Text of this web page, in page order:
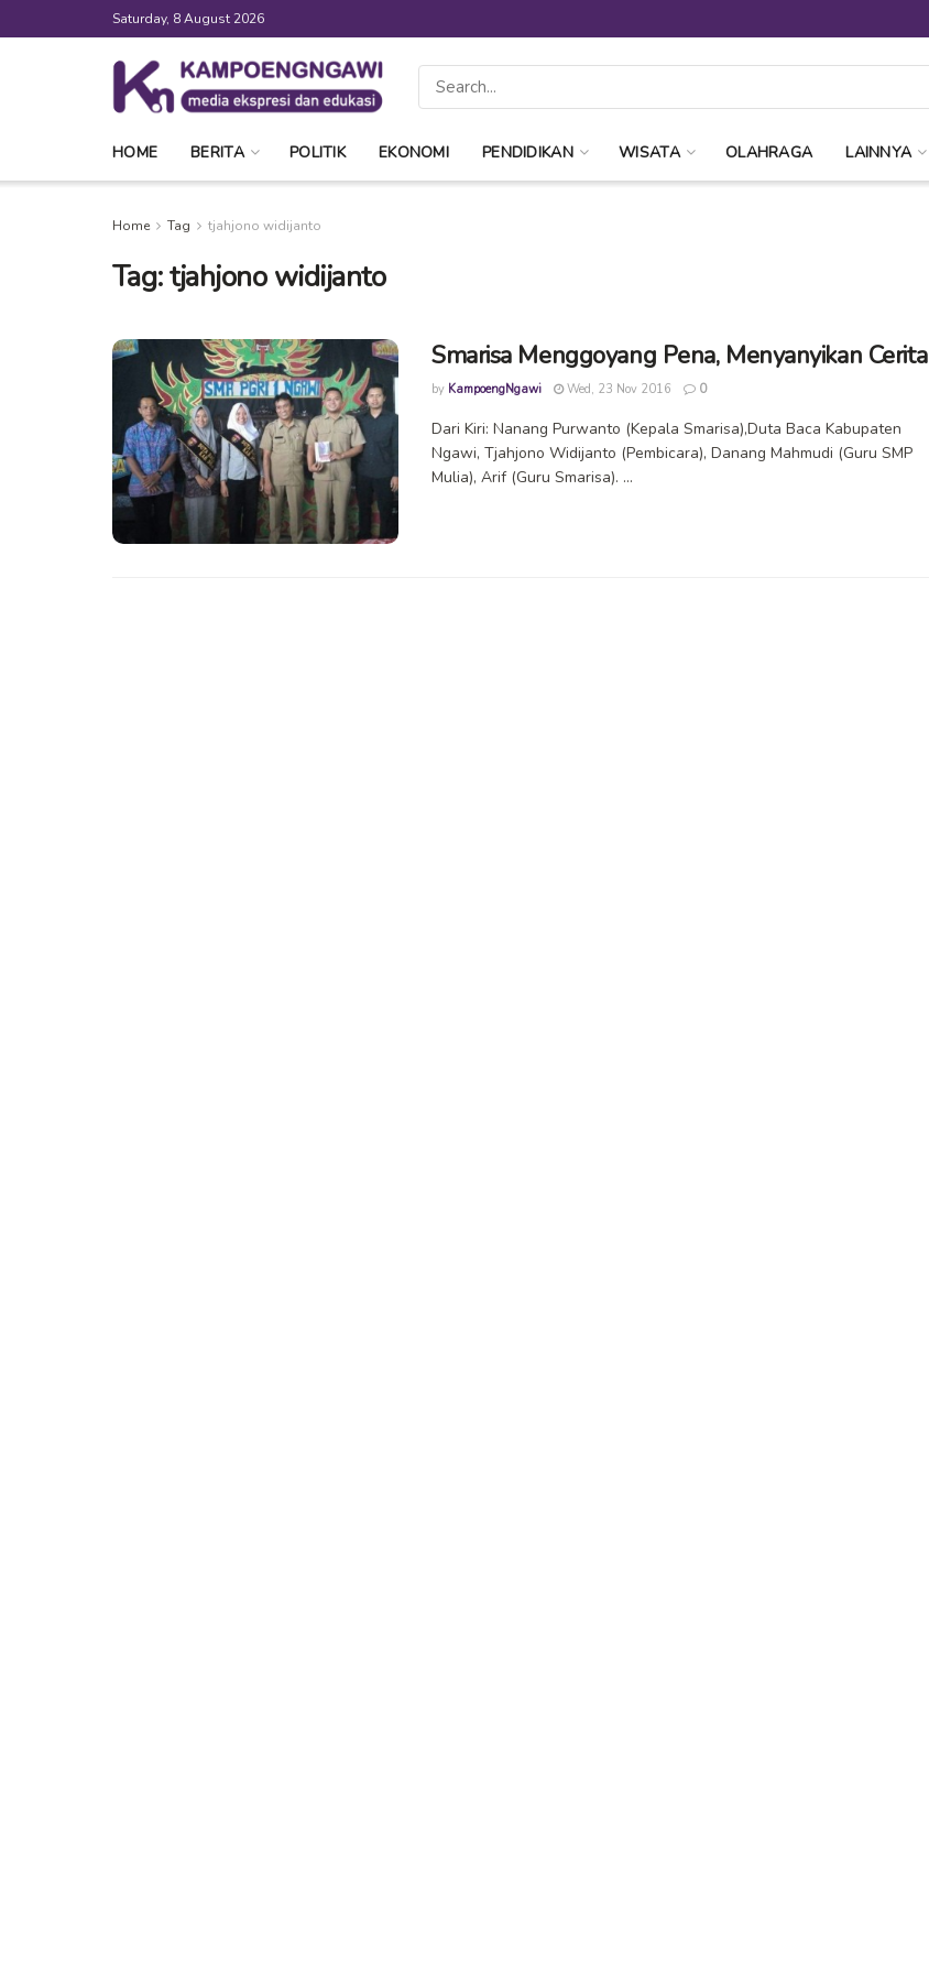
Saturday, 8 August 2026
HOME BERITA POLITIK EKONOMI PENDIDIKAN WISATA OLAHRAGA LAINNYA
Home Tag tjahjono widijanto
Tag:tjahjono widijanto
Smarisa Menggoyang Pena, Menyanyikan Cerita
by KampoengNgawi Wed, 23 Nov 2016 0
Dari Kiri: Nanang Purwanto (Kepala Smarisa),Duta Baca Kabupaten
Ngawi, Tjahjono Widijanto (Pembicara), Danang Mahmudi (Guru SMP
Mulia), Arif (Guru Smarisa). ...